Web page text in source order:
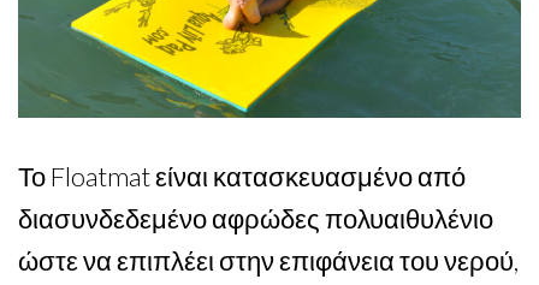
Το Floatmat είναι κατασκευασμένο από
διασυνδεδεμένο αφρώδες πολυαιθυλένιο
ώστε να επιπλέει στην επιφάνεια του νερού,